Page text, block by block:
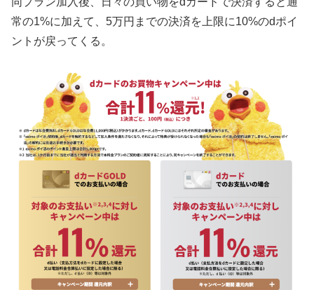
常の1%に加えて、5万円までの決済を上限に10%のdポイ
ントが戻ってくる。